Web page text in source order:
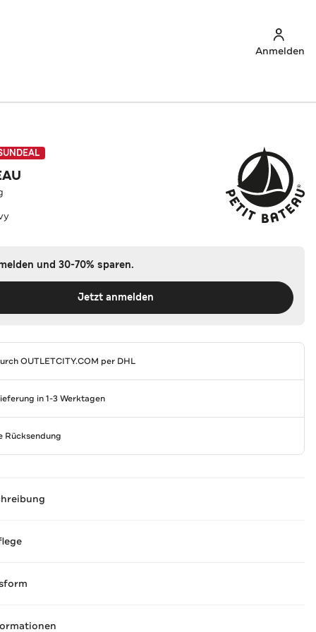
Anmelden
und 30-70% sparen.
Jetzt anmelden
OUTLETCITY.COM per DHL
in 1-3 Werktagen
Rücksendung